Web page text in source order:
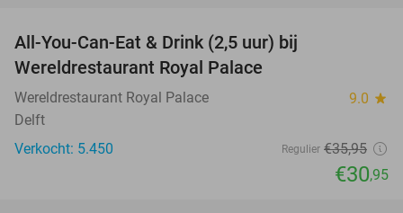
All-You-Can-Eat & Drink (2,5 uur) bij
Wereldrestaurant Royal Palace
Wereldrestaurant Royal Palace 9.0 star
Delft
Verkocht: 5.450
Regulier €35,95
€30,95